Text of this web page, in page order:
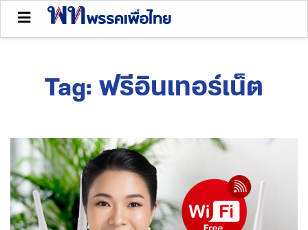
Tag: ฟรีอินเทอร์เน็ต